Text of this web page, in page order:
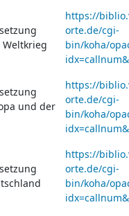
Weltkrieg
https://
orte.de/cgi-
bin/koha/
und der
https://
orte.de/cgi-
bin/koha/
https://
orte.de/cgi-
bin/koha/